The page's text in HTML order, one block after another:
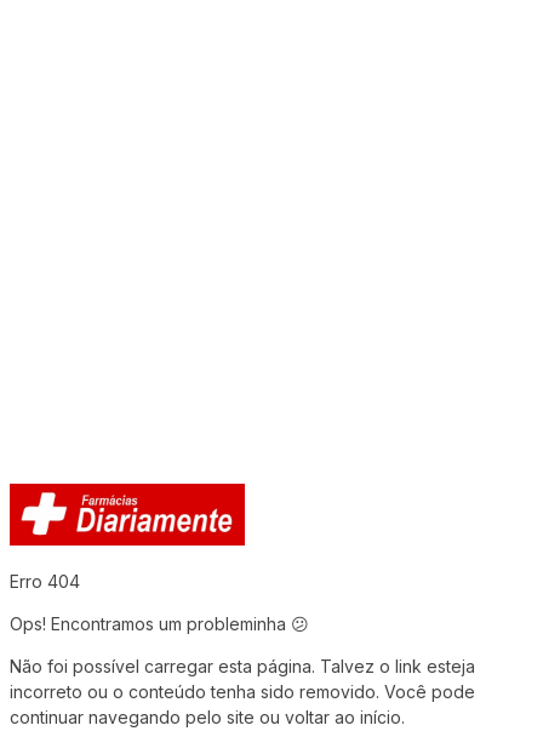
Erro 404
Ops! Encontramos um probleminha 😕
Não foi possível carregar esta página. Talvez o link esteja
incorreto ou o conteúdo tenha sido removido. Você pode
continuar navegando pelo site ou voltar ao início.